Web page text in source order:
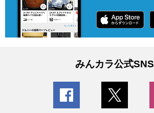
みんカラ公式SNS